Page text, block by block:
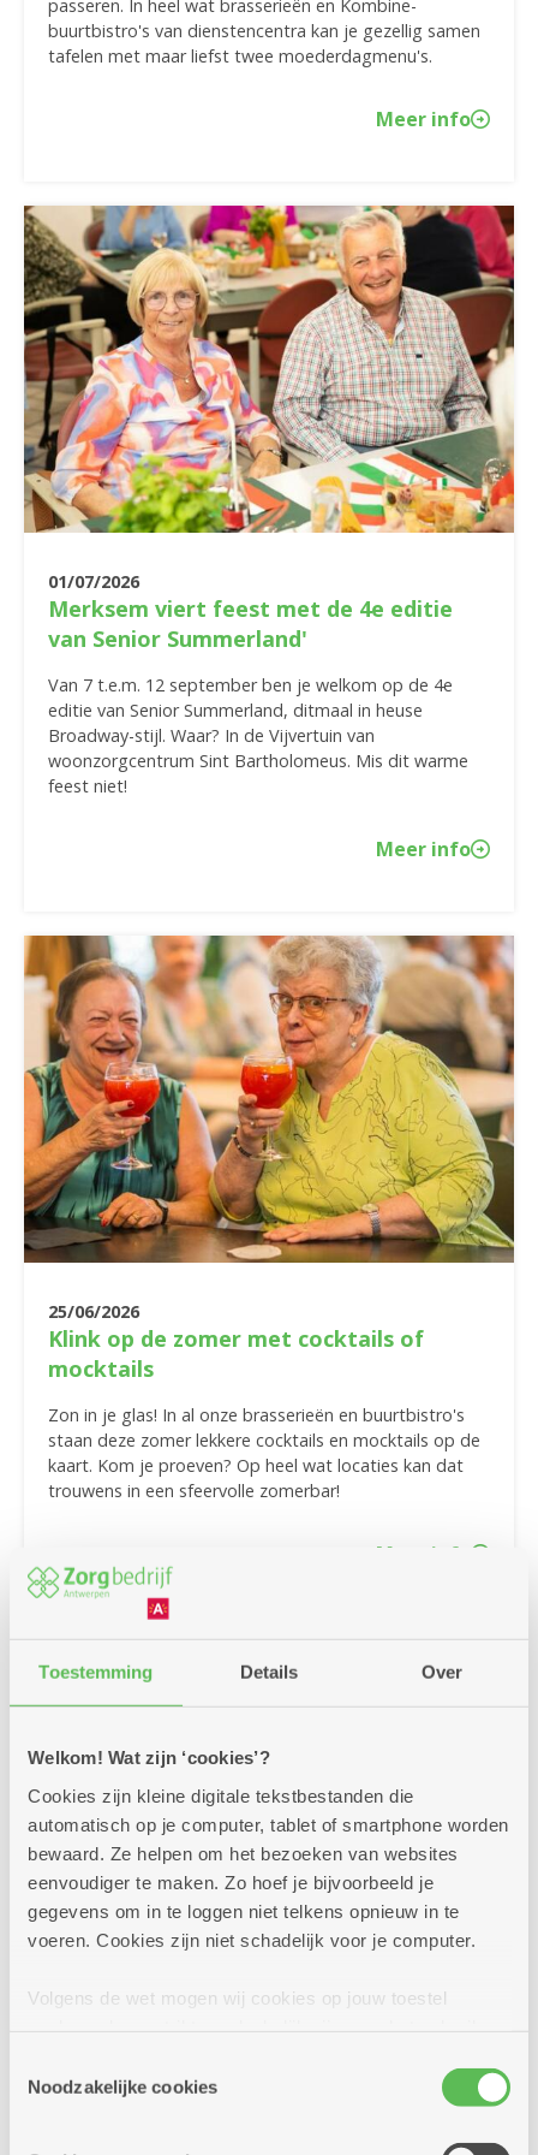
Toestemming Details Over
Welkom! Wat zijn ‘cookies’?
Cookies zijn kleine digitale tekstbestanden die
automatisch op je computer, tablet of smartphone worden
bewaard. Ze helpen om het bezoeken van websites
eenvoudiger te maken. Zo hoef je bijvoorbeeld je
gegevens om in te loggen niet telkens opnieuw in te
voeren. Cookies zijn niet schadelijk voor je computer.
Volgens de wet mogen wij cookies op jouw toestel
cookies hebben we jouw toestemming nodig. Sommige
cookies worden geplaatst door derde partijen die een
Noodzakelijke cookies
passeren. In heel wat brasserieën en Kombine-
buurtbistro's van dienstencentra kan je gezellig samen
tafelen met maar liefst twee moederdagmenu's.
Meer info
01/07/2026
Merksem viert feest met de 4e editie
van Senior Summerland'
Van 7 t.e.m. 12 september ben je welkom op de 4e
editie van Senior Summerland, ditmaal in heuse
Broadway-stijl. Waar? In de Vijvertuin van
woonzorgcentrum Sint Bartholomeus. Mis dit warme
feest niet!
Meer info
25/06/2026
Klink op de zomer met cocktails of
mocktails
Zon in je glas! In al onze brasserieën en buurtbistro's
staan deze zomer lekkere cocktails en mocktails op de
kaart. Kom je proeven? Op heel wat locaties kan dat
trouwens in een sfeervolle zomerbar!
Meer info
fotozoektocht
Fiets langs 27 brasserieën en buurtbistro's en match de